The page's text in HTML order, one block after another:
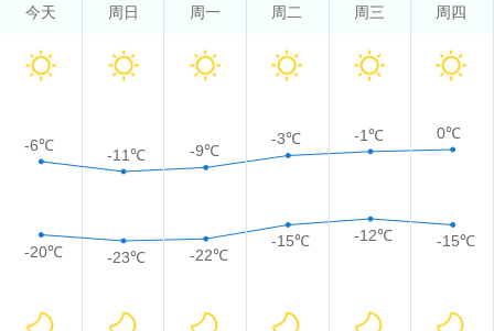
今天 周日 周一 周二 周三 周四
-6℃
-11℃ -9℃
-3℃ -1℃ 0℃
-20℃ -23℃ -22℃
-15℃ -12℃ -15℃